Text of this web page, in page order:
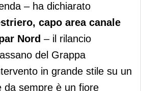
– ha dichiarato
capo area canale
Nord – il rilancio
del Grappa
in grande stile su un
da sempre è un fiore